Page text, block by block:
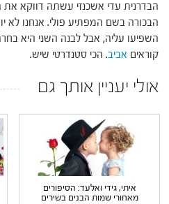
הבדרנית עדי אשכנזי עשתה דווקא
הבכורה בשם המפתיע פולי. אנחנו לא
השפיעו עליה, אבל לבנה השני היא
קוראים אביב. הכי סטנדרטי שיש.
אולי יעניין אותך גם
איתי, גידי ואלעד: הסיפורים
מאחורי שמות הבנים בשירים